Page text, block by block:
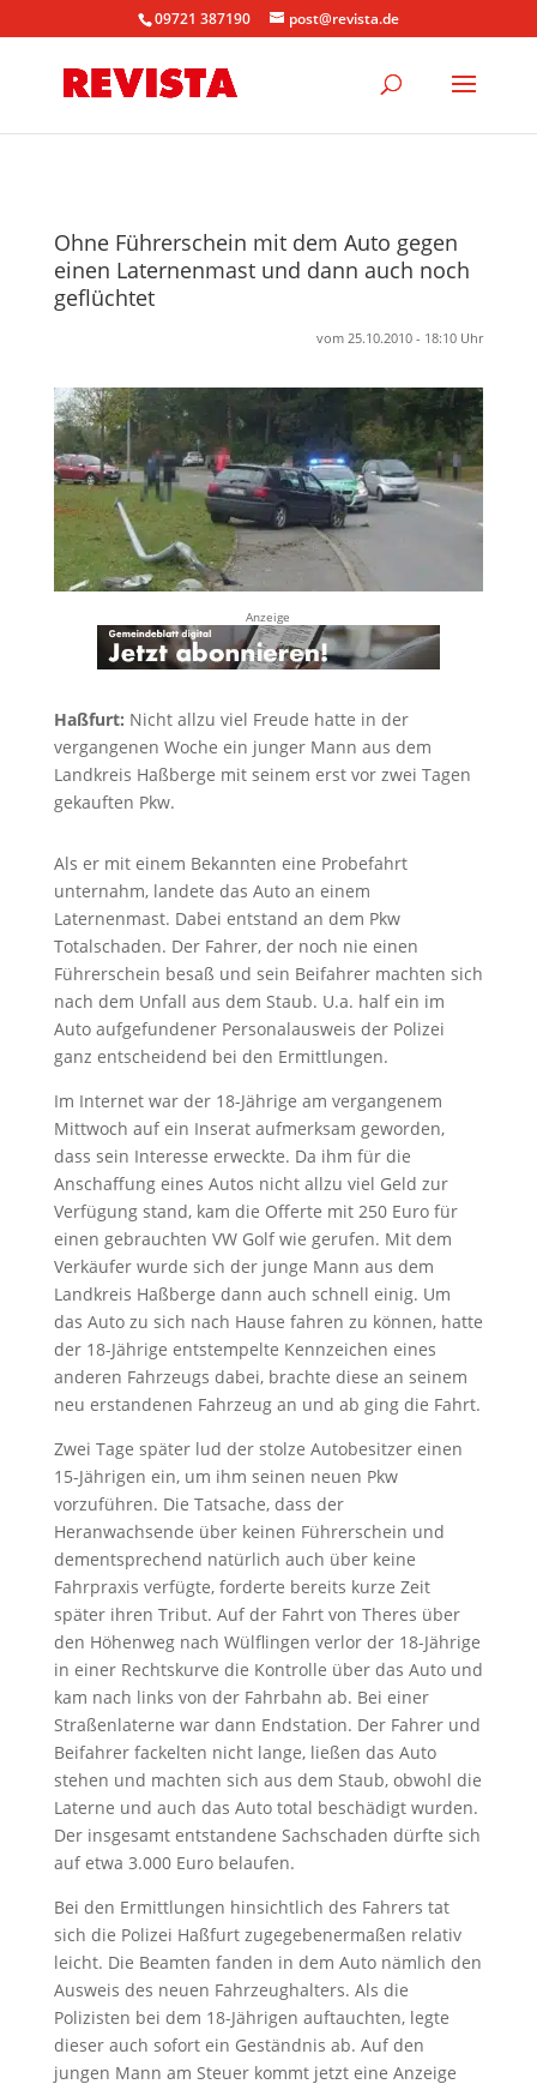
09721 387190 post@revista.de
Ohne Führerschein mit dem Auto gegen
einen Laternenmast und dann auch noch
geflüchtet
vom 25.10.2010 - 18:10 Uhr
Anzeige
Haßfurt: Nicht allzu viel Freude hatte in der
vergangenen Woche ein junger Mann aus dem
Landkreis Haßberge mit seinem erst vor zwei Tagen
gekauften Pkw.
Als er mit einem Bekannten eine Probefahrt
unternahm, landete das Auto an einem
Laternenmast. Dabei entstand an dem Pkw
Totalschaden. Der Fahrer, der noch nie einen
Führerschein besaß und sein Beifahrer machten sich
nach dem Unfall aus dem Staub. U.a. half ein im
Auto aufgefundener Personalausweis der Polizei
ganz entscheidend bei den Ermittlungen.
Im Internet war der 18-Jährige am vergangenem
Mittwoch auf ein Inserat aufmerksam geworden,
dass sein Interesse erweckte. Da ihm für die
Anschaffung eines Autos nicht allzu viel Geld zur
Verfügung stand, kam die Offerte mit 250 Euro für
einen gebrauchten VW Golf wie gerufen. Mit dem
Verkäufer wurde sich der junge Mann aus dem
Landkreis Haßberge dann auch schnell einig. Um
das Auto zu sich nach Hause fahren zu können, hatte
der 18-Jährige entstempelte Kennzeichen eines
anderen Fahrzeugs dabei, brachte diese an seinem
neu erstandenen Fahrzeug an und ab ging die Fahrt.
Zwei Tage später lud der stolze Autobesitzer einen
15-Jährigen ein, um ihm seinen neuen Pkw
vorzuführen. Die Tatsache, dass der
Heranwachsende über keinen Führerschein und
dementsprechend natürlich auch über keine
Fahrpraxis verfügte, forderte bereits kurze Zeit
später ihren Tribut. Auf der Fahrt von Theres über
den Höhenweg nach Wülflingen verlor der 18-Jährige
in einer Rechtskurve die Kontrolle über das Auto und
kam nach links von der Fahrbahn ab. Bei einer
Straßenlaterne war dann Endstation. Der Fahrer und
Beifahrer fackelten nicht lange, ließen das Auto
stehen und machten sich aus dem Staub, obwohl die
Laterne und auch das Auto total beschädigt wurden.
Der insgesamt entstandene Sachschaden dürfte sich
auf etwa 3.000 Euro belaufen.
Bei den Ermittlungen hinsichtlich des Fahrers tat
sich die Polizei Haßfurt zugegebenermaßen relativ
leicht. Die Beamten fanden in dem Auto nämlich den
Ausweis des neuen Fahrzeughalters. Als die
Polizisten bei dem 18-Jährigen auftauchten, legte
dieser auch sofort ein Geständnis ab. Auf den
jungen Mann am Steuer kommt jetzt eine Anzeige